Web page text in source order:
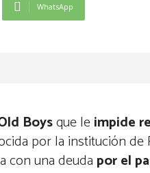
WhatsApp
Boysqueleimpide
por la institución
con una deuda por el